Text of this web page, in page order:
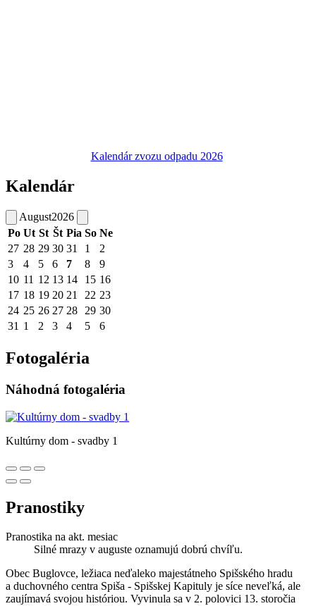
Kalendár zvozu odpadu 2026
Kalendár
August2026
Po Ut St Št Pia So Ne
27 28 29 30 31 1
2
3
4 5 6 7 8
9
10 11 12 13 14 15 16
17 18 19 20 21 22 23
24 25 26 27 28 29 30
31 1 2 3 4 5 6
Fotogaléria
Náhodná fotogaléria
Kultúrny dom - svadby 1
Pranostiky
Pranostika na akt. mesiac
Silné mrazy v auguste oznamujú dobrú chvíľu.
Obec Buglovce, ležiaca neďaleko majestátneho Spišského hradu
a duchovného centra Spiša - Spišskej Kapituly je síce neveľká, ale
zaujímavá svojou históriou. Vyvinula sa v 2. polovici 13. storočia